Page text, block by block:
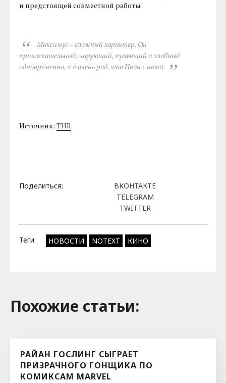
и предстоящей совместной работы:
Максимус – сложный характер. Он
привлекательный, чарующий, пугающий и злобный
одновременно, и я очень рад, что Иван с нами.
Источник:THR
Поделиться:
ВКОНТАКТЕ
TELEGRAM
TWITTER
Теги: НОВОСТИ NOTEXT КИНО
Похожие cтатьи:
РАЙАН ГОСЛИНГ СЫГРАЕТ
ПРИЗРАЧНОГО ГОНЩИКА ПО
КОМИКСАМ MARVEL